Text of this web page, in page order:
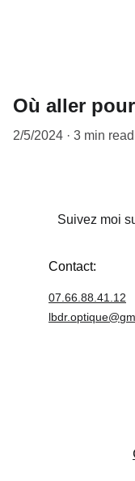
Où aller
2/5/2024 3 min read
Contact:
lbdr.optique@
Suivez moi
07.66.88.41.12